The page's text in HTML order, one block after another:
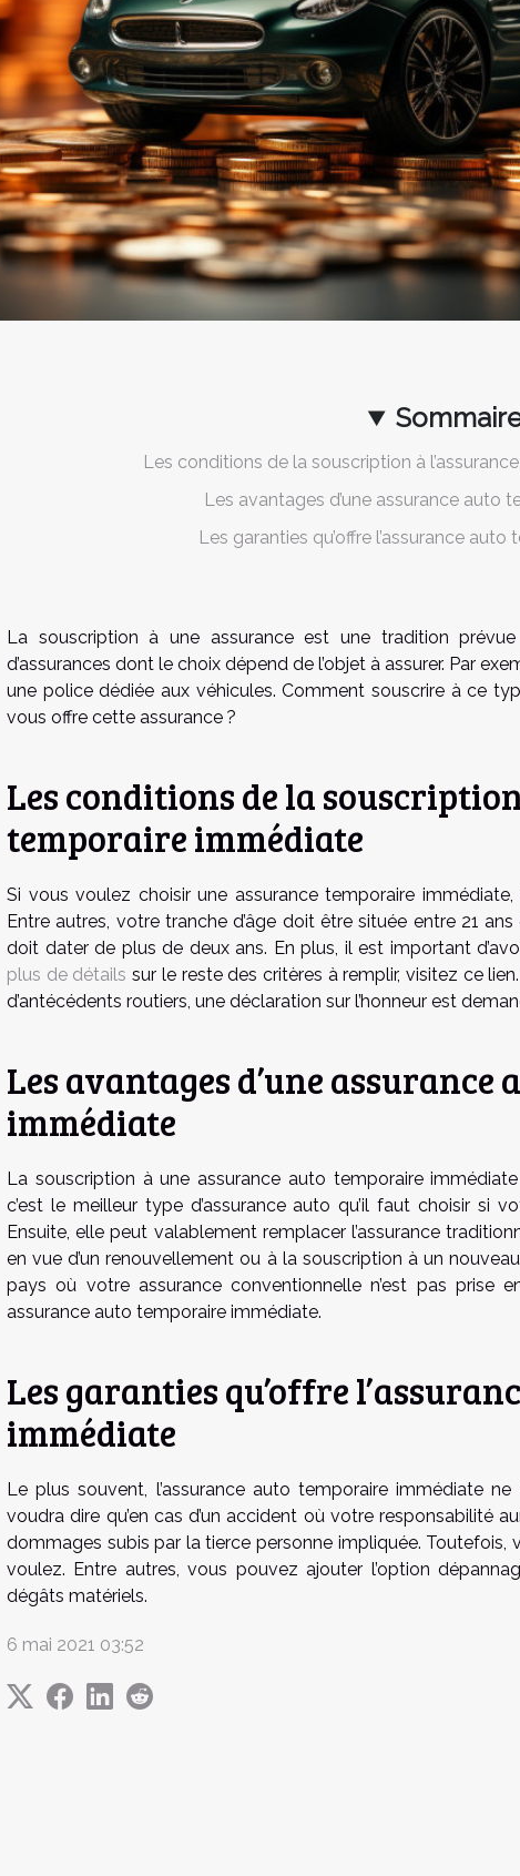
Les conditions de la souscription à
Les avantages d’une assurance auto
Les garanties qu’offre l’assurance
La souscription à une assurance est une tradition
d’assurances dont le choix dépend de l’objet à assurer. Par
une police dédiée aux véhicules. Comment souscrire à ce
vous offre cette assurance ?
Les conditions de la
temporaire immédiate
Si vous voulez choisir une assurance temporaire
Entre autres, votre tranche d’âge doit être située entre 21
doit dater de plus de deux ans. En plus, il est important
plus de détails sur le reste des critères à remplir, visitez ce
d’antécédents routiers, une déclaration sur l’honneur est
Les avantages d’une
immédiate
La souscription à une assurance auto temporaire
c’est le meilleur type d’assurance auto qu’il faut choisir si
Ensuite, elle peut valablement remplacer l’assurance
en vue d’un renouvellement ou à la souscription à un
pays où votre assurance conventionnelle n’est pas prise
assurance auto temporaire immédiate.
Les garanties qu’offre
immédiate
Le plus souvent, l’assurance auto temporaire immédiate
voudra dire qu’en cas d’un accident où votre responsabilité
dommages subis par la tierce personne impliquée. Toutefois,
voulez. Entre autres, vous pouvez ajouter l’option
dégâts matériels.
6 mai 2021 03:52